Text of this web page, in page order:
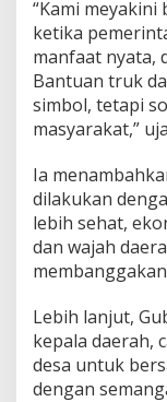
“Kami
ketika
manfaat nyata,
Bantuan truk
simbol, tetapi
masyarakat,”
Ia
dilakukan
lebih sehat,
dan wajah
Lebih lanjut,
kepala daerah,
desa untuk
dengan